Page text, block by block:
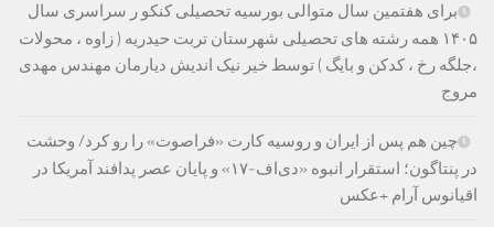
برای هفتمین سال متوالی بورسیه تحصیلی کنکو ر سراسری سال
۱۴۰۵ همه رشته های تحصیلی شهرستان تربت حیدریه ( زاوه ، محولات
،جلگه رخ ، کدکن و بایگ ) توسط خیر نیک اندیش دیارمان مهندس مهدی
مروج
چین هم پس از ایران و روسیه کارت «فراصوت» را رو کرد/ وحشت
در پنتاگون؛ استقرار انبوه «دی‌اف‑۱۷» و پایان عصر پدافند آمریکا در
اقیانوس آرام +عکس